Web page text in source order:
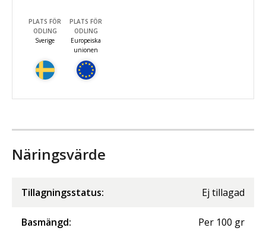
PLATS FÖR
ODLING
Sverige
PLATS FÖR
ODLING
Europeiska
unionen
Näringsvärde
Tillagningsstatus: Ej tillagad
Basmängd: Per 100 gr